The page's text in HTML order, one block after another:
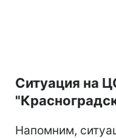
Ситуация на
Напомним,